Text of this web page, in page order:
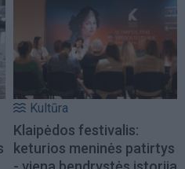
Kultūra
Klaipėdos festivalis:
keturios meninės patirtys